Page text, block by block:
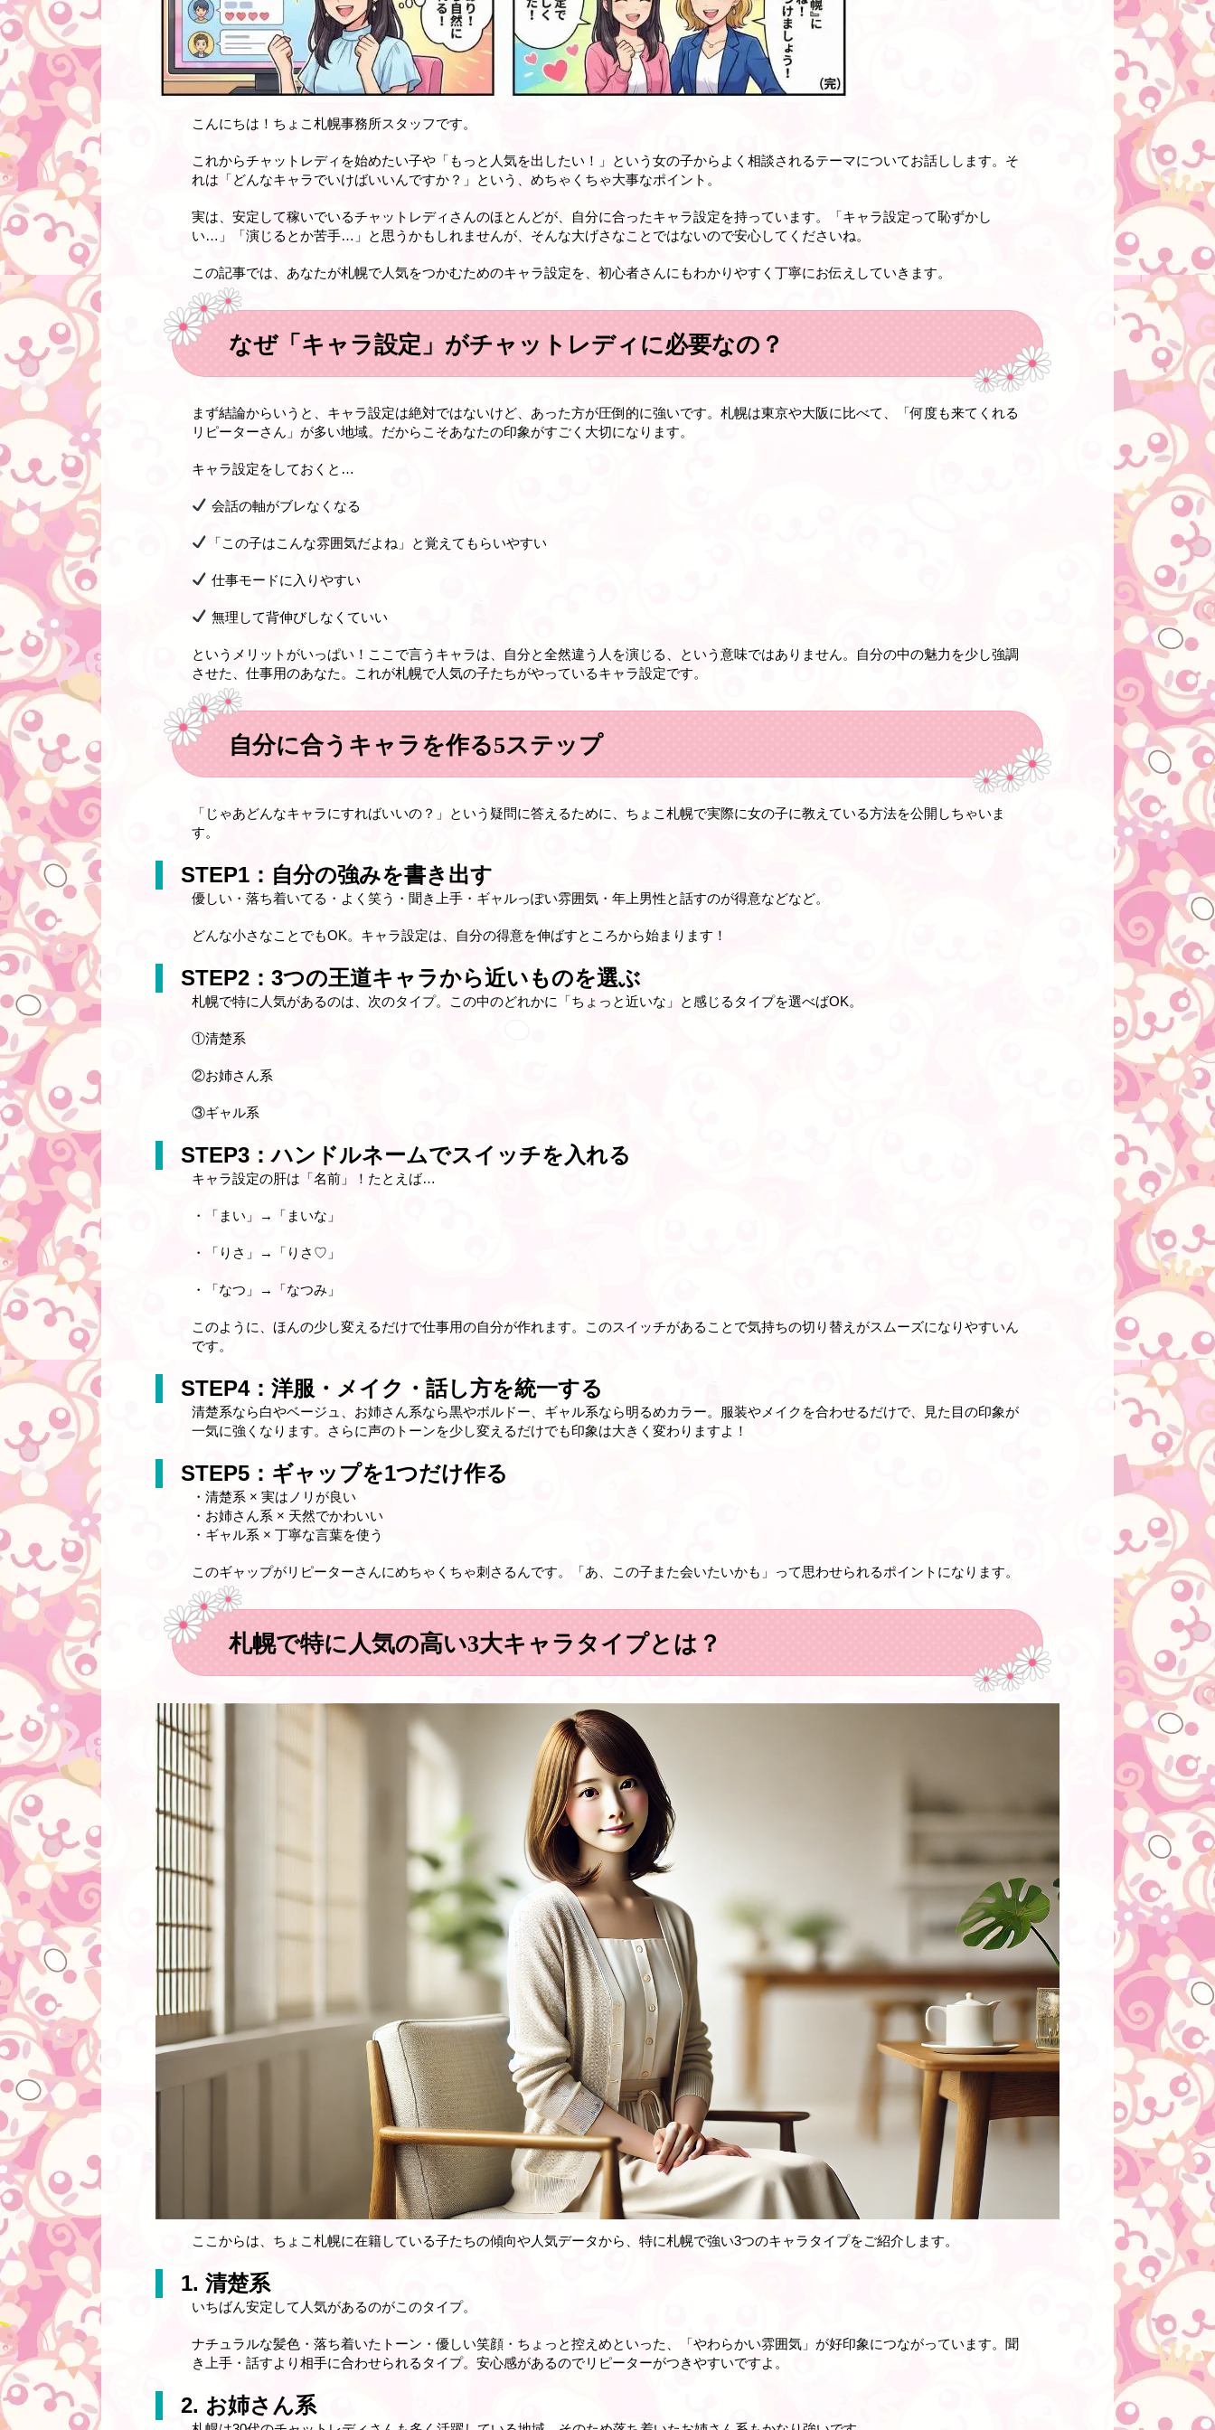
こんにちは！ちょこ札幌事務所スタッフです。
これからチャットレディを始めたい子や「もっと人気を出したい！」という女の子からよく相談されるテーマについてお話しします。そ
れは「どんなキャラでいけばいいんですか？」という、めちゃくちゃ大事なポイント。
実は、安定して稼いでいるチャットレディさんのほとんどが、自分に合ったキャラ設定を持っています。「キャラ設定って恥ずかし
い…」「演じるとか苦手…」と思うかもしれませんが、そんな大げさなことではないので安心してくださいね。
この記事では、あなたが札幌で人気をつかむためのキャラ設定を、初心者さんにもわかりやすく丁寧にお伝えしていきます。
なぜ「キャラ設定」がチャットレディに必要なの？
まず結論からいうと、キャラ設定は絶対ではないけど、あった方が圧倒的に強いです。札幌は東京や大阪に比べて、「何度も来てくれる
リピーターさん」が多い地域。だからこそあなたの印象がすごく大切になります。
キャラ設定をしておくと…
会話の軸がブレなくなる
「この子はこんな雰囲気だよね」と覚えてもらいやすい
仕事モードに入りやすい
無理して背伸びしなくていい
というメリットがいっぱい！ここで言うキャラは、自分と全然違う人を演じる、という意味ではありません。自分の中の魅力を少し強調
させた、仕事用のあなた。これが札幌で人気の子たちがやっているキャラ設定です。
自分に合うキャラを作る5ステップ
「じゃあどんなキャラにすればいいの？」という疑問に答えるために、ちょこ札幌で実際に女の子に教えている方法を公開しちゃいま
す。
STEP1：自分の強みを書き出す
優しい・落ち着いてる・よく笑う・聞き上手・ギャルっぽい雰囲気・年上男性と話すのが得意などなど。
どんな小さなことでもOK。キャラ設定は、自分の得意を伸ばすところから始まります！
STEP2：3つの王道キャラから近いものを選ぶ
札幌で特に人気があるのは、次のタイプ。この中のどれかに「ちょっと近いな」と感じるタイプを選べばOK。
①清楚系
②お姉さん系
③ギャル系
STEP3：ハンドルネームでスイッチを入れる
キャラ設定の肝は「名前」！たとえば…
・「まい」→「まいな」
・「りさ」→「りさ♡」
・「なつ」→「なつみ」
このように、ほんの少し変えるだけで仕事用の自分が作れます。このスイッチがあることで気持ちの切り替えがスムーズになりやすいん
です。
STEP4：洋服・メイク・話し方を統一する
清楚系なら白やベージュ、お姉さん系なら黒やボルドー、ギャル系なら明るめカラー。服装やメイクを合わせるだけで、見た目の印象が
一気に強くなります。さらに声のトーンを少し変えるだけでも印象は大きく変わりますよ！
STEP5：ギャップを1つだけ作る
・清楚系 × 実はノリが良い
・お姉さん系 × 天然でかわいい
・ギャル系 × 丁寧な言葉を使う
このギャップがリピーターさんにめちゃくちゃ刺さるんです。「あ、この子また会いたいかも」って思わせられるポイントになります。
札幌で特に人気の高い3大キャラタイプとは？
ここからは、ちょこ札幌に在籍している子たちの傾向や人気データから、特に札幌で強い3つのキャラタイプをご紹介します。
1. 清楚系
いちばん安定して人気があるのがこのタイプ。
ナチュラルな髪色・落ち着いたトーン・優しい笑顔・ちょっと控えめといった、「やわらかい雰囲気」が好印象につながっています。聞
き上手・話すより相手に合わせられるタイプ。安心感があるのでリピーターがつきやすいですよ。
2. お姉さん系